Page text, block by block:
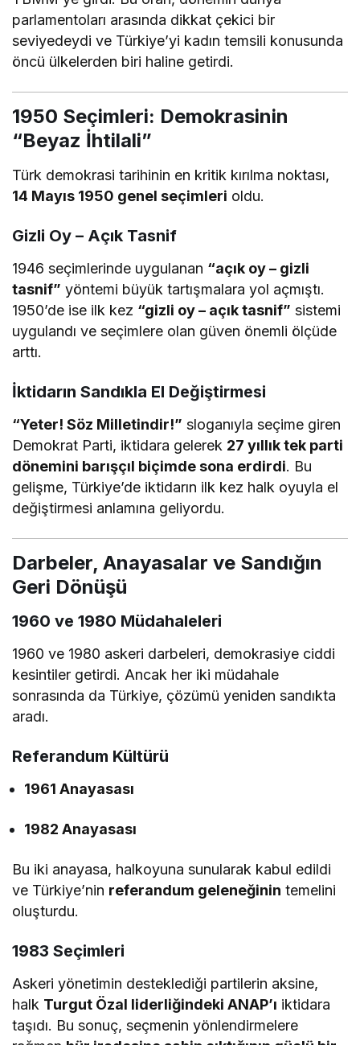
parlamentoları arasında dikkat çekici bir
seviyedeydi ve Türkiye’yi kadın temsili konusunda
öncü ülkelerden biri haline getirdi.
1950 Seçimleri: Demokrasinin
“Beyaz İhtilali”
Türk demokrasi tarihinin en kritik kırılma noktası,
14 Mayıs 1950 genel seçimleri oldu.
Gizli Oy – Açık Tasnif
1946 seçimlerinde uygulanan “açık oy – gizli
tasnif” yöntemi büyük tartışmalara yol açmıştı.
1950’de ise ilk kez “gizli oy – açık tasnif” sistemi
uygulandı ve seçimlere olan güven önemli ölçüde
arttı.
İktidarın Sandıkla El Değiştirmesi
“Yeter! Söz Milletindir!” sloganıyla seçime giren
Demokrat Parti, iktidara gelerek 27 yıllık tek parti
dönemini barışçıl biçimde sona erdirdi. Bu
gelişme, Türkiye’de iktidarın ilk kez halk oyuyla el
değiştirmesi anlamına geliyordu.
Darbeler, Anayasalar ve Sandığın
Geri Dönüşü
1960 ve 1980 Müdahaleleri
1960 ve 1980 askeri darbeleri, demokrasiye ciddi
kesintiler getirdi. Ancak her iki müdahale
sonrasında da Türkiye, çözümü yeniden sandıkta
aradı.
Referandum Kültürü
1961 Anayasası
1982 Anayasası
Bu iki anayasa, halkoyuna sunularak kabul edildi
ve Türkiye’nin referandum geleneğinin temelini
oluşturdu.
1983 Seçimleri
Askeri yönetimin desteklediği partilerin aksine,
halk Turgut Özal liderliğindeki ANAP’ı iktidara
taşıdı. Bu sonuç, seçmenin yönlendirmelere